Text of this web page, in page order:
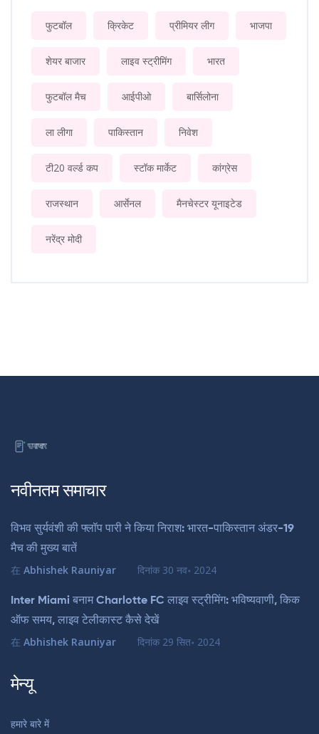
फुटबॉल क्रिकेट प्रीमियर लीग भाजपा
शेयर बाजार लाइव स्ट्रीमिंग भारत
फुटबॉल मैच आईपीओ बार्सिलोना
ला लीगा पाकिस्तान निवेश
टी20 वर्ल्ड कप स्टॉक मार्केट कांग्रेस
राजस्थान आर्सेनल मैनचेस्टर यूनाइटेड
नरेंद्र मोदी
नवीनतम समाचार
विभव सुर्यवंशी की फ्लॉप पारी ने किया निराश: भारत-पाकिस्तान अंडर-19
मैच की मुख्य बातें
在 Abhishek Rauniyar दिनांक 30 नव॰ 2024
Inter Miami बनाम Charlotte FC लाइव स्ट्रीमिंग: भविष्यवाणी, किक
ऑफ समय, लाइव टेलीकास्ट कैसे देखें
在 Abhishek Rauniyar दिनांक 29 सित॰ 2024
मेन्यू
हमारे बारे में